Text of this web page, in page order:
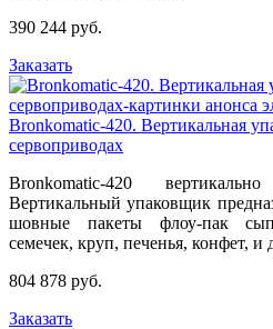
390 244 руб.
Заказать
Bronkomatic-420. Вертикальная
сервоприводах
Bronkomatic-420
Вертикальный упаковщик
шовные пакеты флоу-пак
семечек, круп, печенья, конфет, и
804 878 руб.
Заказать